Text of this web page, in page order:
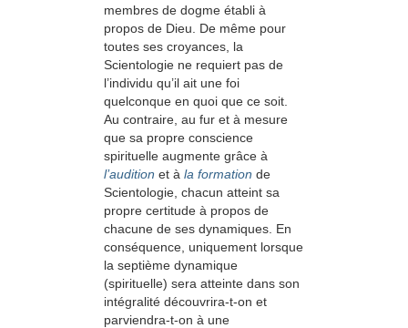
membres de dogme établi à
propos de Dieu. De même pour
toutes ses croyances, la
Scientologie ne requiert pas de
l’individu qu’il ait une foi
quelconque en quoi que ce soit.
Au contraire, au fur et à mesure
que sa propre conscience
spirituelle augmente grâce à
l’audition et à la formation de
Scientologie, chacun atteint sa
propre certitude à propos de
chacune de ses dynamiques. En
conséquence, uniquement lorsque
la septième dynamique
(spirituelle) sera atteinte dans son
intégralité découvrira-t-on et
parviendra-t-on à une